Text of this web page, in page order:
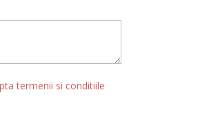
termenii si conditiile